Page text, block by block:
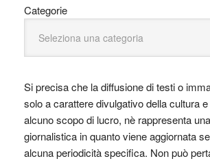
Categorie
Si precisa che la diffusione di testi o
solo a carattere divulgativo della cultura
alcuno scopo di lucro, nè rappresenta
giornalistica in quanto viene aggiornata
alcuna periodicità specifica. Non può